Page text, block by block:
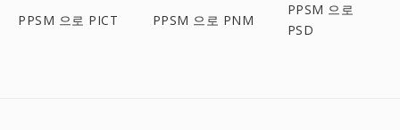
PPSM 으로 PICT PPSM 으로 PNM
PPSM 으로
PSD